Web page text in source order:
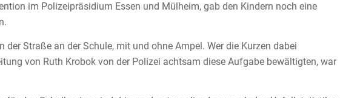
im Polizeipräsidium Essen und Mülheim, gab den Kindern noch eine
der Straße an der Schule, mit und ohne Ampel. Wer die Kurzen dabei
von Ruth Krobok von der Polizei achtsam diese Aufgabe bewältigten, war